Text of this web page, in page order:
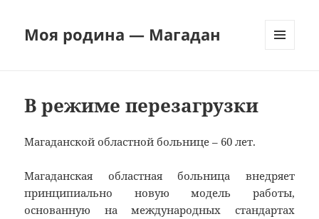
Моя родина — Магадан
В режиме перезагрузки
Магаданской областной больнице – 60 лет.
Магаданская областная больница внедряет
принципиально новую модель работы,
основанную на международных стандартах